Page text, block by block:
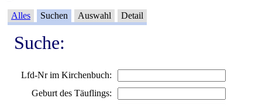
Alles Suchen Auswahl Detail
Suche:
Lfd-Nr im Kirchenbuch:
Geburt des Täuflings: